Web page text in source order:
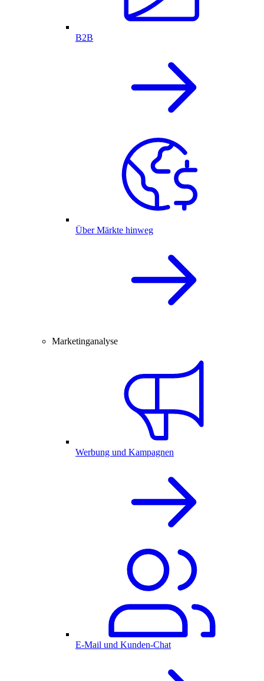
B2B
Über Märkte hinweg
Marketinganalyse
Werbung und Kampagnen
E-Mail und Kunden-Chat